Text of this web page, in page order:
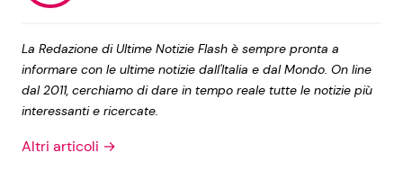
La Redazione di Ultime Notizie Flash è sempre pronta a
informare con le ultime notizie dall'Italia e dal Mondo. On line
dal 2011, cerchiamo di dare in tempo reale tutte le notizie più
interessanti e ricercate.
Altri articoli →